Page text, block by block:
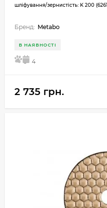
шліфування/зернистість: K 200
Бренд: Metabo
В НАЯВНОСТІ
5 4
2 735 грн.